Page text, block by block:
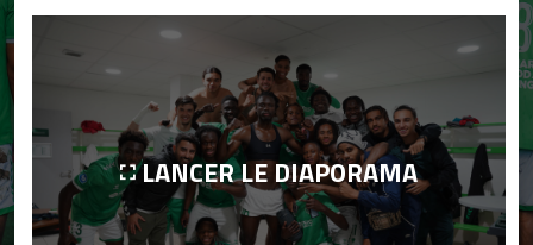
LANCER LE DIAPORAMA